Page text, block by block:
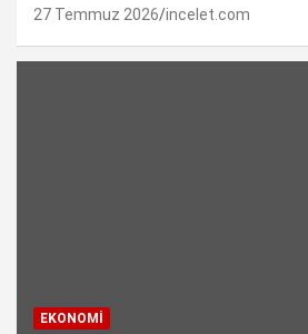
27 Temmuz 2026 incelet.com
EKONOMI